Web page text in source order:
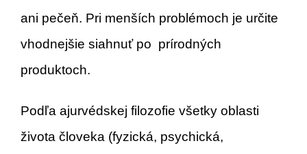
ani pečeň. Pri menších problémoch je určite
vhodnejšie siahnuť po prírodných
produktoch.
Podľa ajurvédskej filozofie všetky oblasti
života človeka (fyzická, psychická,